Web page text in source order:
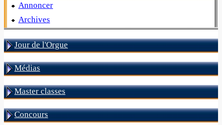
Annoncer
Archives
Jour de l'Orgue
Médias
Master classes
Concours